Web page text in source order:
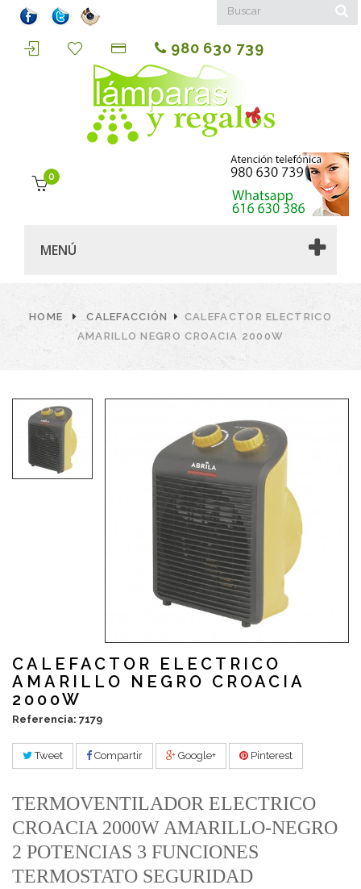
980 630 739
0
MENÚ
HOME CALEFACCIÓN
CALEFACTOR ELECTRICO
AMARILLO NEGRO CROACIA 2000W
CALEFACTOR ELECTRICO
AMARILLO NEGRO CROACIA
2000W
Referencia: 7179
Tweet Compartir Google+ Pinterest
TERMOVENTILADOR ELECTRICO
CROACIA 2000W AMARILLO-NEGRO
2 POTENCIAS 3 FUNCIONES
TERMOSTATO SEGURIDAD